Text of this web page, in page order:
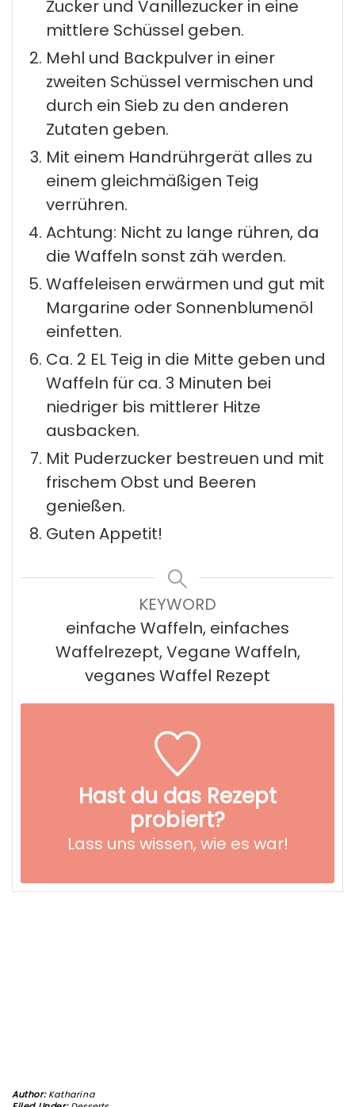
Zucker und Vanillezucker in eine
mittlere Schüssel geben.
Mehl und Backpulver in einer
zweiten Schüssel vermischen und
durch ein Sieb zu den anderen
Zutaten geben.
Mit einem Handrührgerät alles zu
einem gleichmäßigen Teig
verrühren.
Achtung: Nicht zu lange rühren, da
die Waffeln sonst zäh werden.
Waffeleisen erwärmen und gut mit
Margarine oder Sonnenblumenöl
einfetten.
Ca. 2 EL Teig in die Mitte geben und
Waffeln für ca. 3 Minuten bei
niedriger bis mittlerer Hitze
ausbacken.
Mit Puderzucker bestreuen und mit
frischem Obst und Beeren
genießen.
Guten Appetit!
KEYWORD
einfache Waffeln, einfaches
Waffelrezept, Vegane Waffeln,
veganes Waffel Rezept
Hast du das Rezept
probiert?
Lass uns wissen, wie es war!
Author:Katharina